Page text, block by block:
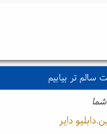
تر بیابیم
دایر